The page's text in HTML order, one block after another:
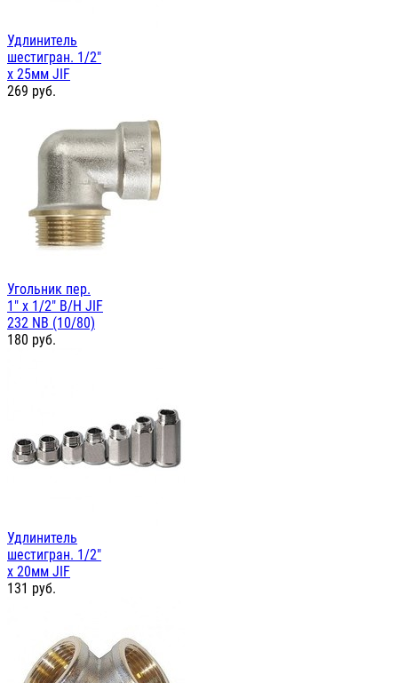
Удлинитель
шестигран. 1/2"
х 25мм JIF
269 руб.
Угольник пер.
1" х 1/2" В/Н JIF
232 NB (10/80)
180 руб.
Удлинитель
шестигран. 1/2"
х 20мм JIF
131 руб.